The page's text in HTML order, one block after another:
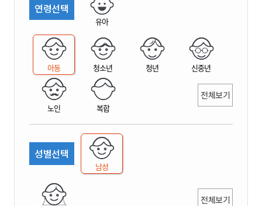
연령선택
유아
아동 청소년 청년 신중년
노인 복합
전체보기
성별선택
남성
전체보기